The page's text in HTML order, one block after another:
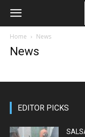
Home News
News
EDITOR PICKS